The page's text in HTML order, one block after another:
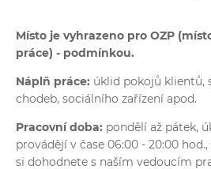
Místo je vyhrazeno pro OZP
práce) - podmínkou.
Náplň práce: úklid pokojů klientů,
chodeb, sociálního zařízení apod.
Pracovní doba: pondělí až pátek,
provádějí v čase 06:00 - 20:00
si dohodnete s naším vedoucím